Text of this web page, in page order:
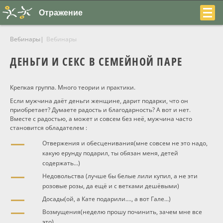
+7
(831)
230-
22-
О центре
Отражение
Вебинары Вебинары
ДЕНЬГИ И СЕКС В СЕМЕЙНОЙ ПАРЕ
Крепкая группа. Много теории и практики.
Если мужчина даёт деньги женщине, дарит подарки, что он
приобретает? Думаете радость и благодарность? А вот и нет.
Вместе с радостью, а может и совсем без неё, мужчина часто
становится обладателем :
Отвержения и обесценивания(мне совсем не это надо,
какую ерунду подарил, ты обязан меня, детей
содержать...)
Недовольства (лучше бы белые лили купил, а не эти
розовые розы, да ещё и с ветками дешёвыми)
Досады(ой, а Кате подарили...., а вот Гале...)
Возмущения(неделю прошу починить, зачем мне все